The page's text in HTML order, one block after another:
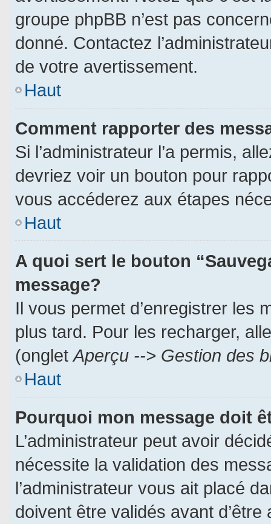
groupe phpBB n’est pas
donné. Contactez
de votre avertissement.
Haut
Comment rapporter des
Si l’administrateur l’a permis,
devriez voir un bouton pour
vous accéderez aux étapes
Haut
A quoi sert le bouton
message?
Il vous permet d’enregistrer les
plus tard. Pour les recharger,
(ongletAperçu --> Gestion des
Haut
Pourquoi mon message doit
L’administrateur peut avoir
nécessite la validation des
l’administrateur vous ait placé
doivent être validés avant